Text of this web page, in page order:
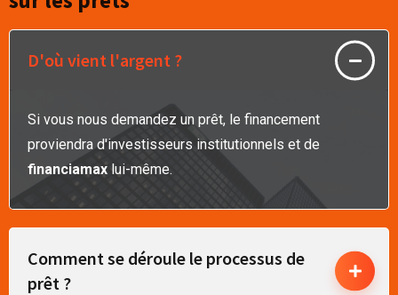
D'où vient l'argent ?
Si vous nous demandez un prêt, le financement
proviendra d'investisseurs institutionnels et de
financiamax lui-même.
Comment se déroule le processus de
prêt ?